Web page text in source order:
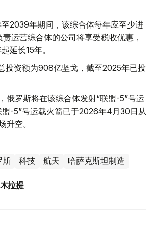
2039年期间，该综合体每年应至少进
运营综合体的公司将享受税收优惠，
延长15年。
投资额为908亿坚戈，截至2025年已投
俄罗斯将在该综合体发射“联盟-5”号运
盟-5”号运载火箭已于2026年4月30日从
升空。
斯 科技 航天 哈萨克斯坦制造
拉提